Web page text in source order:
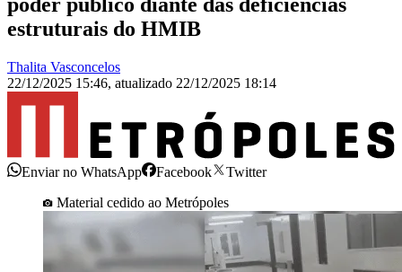
poder público diante das deficiências
estruturais do HMIB
Thalita Vasconcelos
22/12/2025 15:46, atualizado 22/12/2025 18:14
Enviar no WhatsApp Facebook
Twitter
Material cedido ao Metrópoles